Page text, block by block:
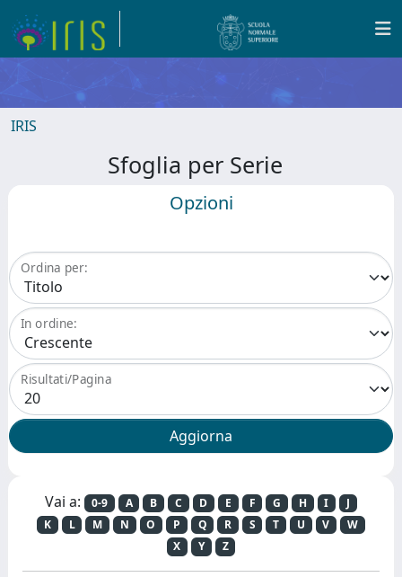
IRIS
Sfoglia per Serie
Opzioni
Ordina per:
In ordine:
Risultati/Pagina
Vai a: 0-9 A B C D E F G H I
J
K
L M N O P Q R S T U V
W
X
Y Z